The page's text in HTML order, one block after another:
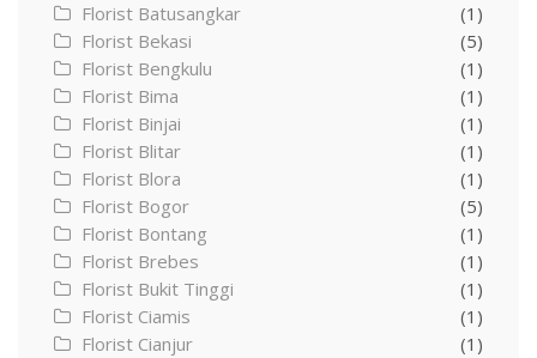
Florist Batusangkar
(1)
Florist Bekasi
(5)
Florist Bengkulu
(1)
Florist Bima
(1)
Florist Binjai
(1)
Florist Blitar
(1)
Florist Blora
(1)
Florist Bogor
(5)
Florist Bontang
(1)
Florist Brebes
(1)
Florist Bukit Tinggi
(1)
Florist Ciamis
(1)
Florist Cianjur
(1)